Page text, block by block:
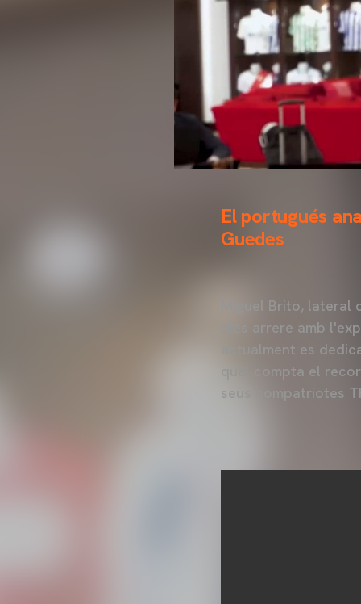
El portugués
Guedes
Miguel Brito,
dies arrere amb
actualment es
qual compta el
seus compatriotes